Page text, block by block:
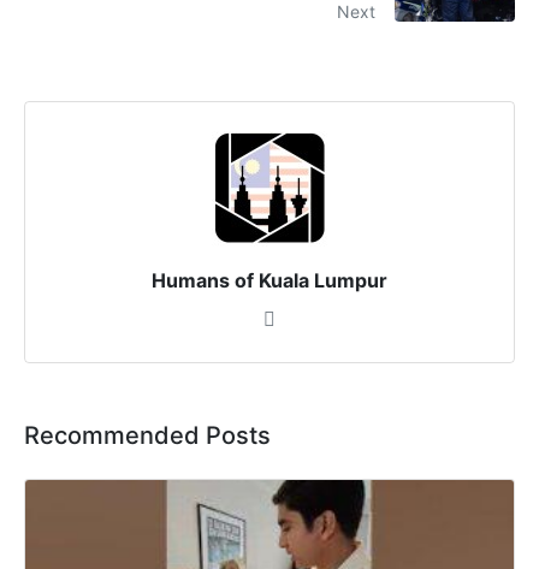
Next
Humans of Kuala Lumpur
Recommended Posts